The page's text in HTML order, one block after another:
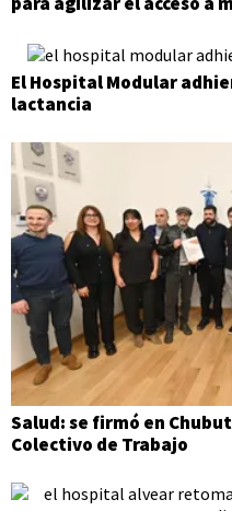
El Hospital Modular
lactancia
Salud: se firmó en
Colectivo de Trabajo